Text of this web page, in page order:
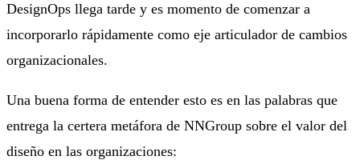
DesignOps llega tarde y es momento de comenzar a
incorporarlo rápidamente como eje articulador de cambios
organizacionales.
Una buena forma de entender esto es en las palabras que
entrega la certera metáfora de NNGroup sobre el valor del
diseño en las organizaciones: